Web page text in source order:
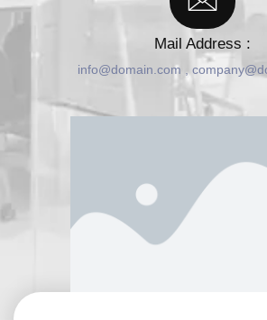
Mail Address :
info@domain.com ,